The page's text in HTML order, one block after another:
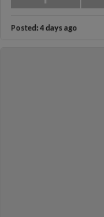
Posted: 4 days ago